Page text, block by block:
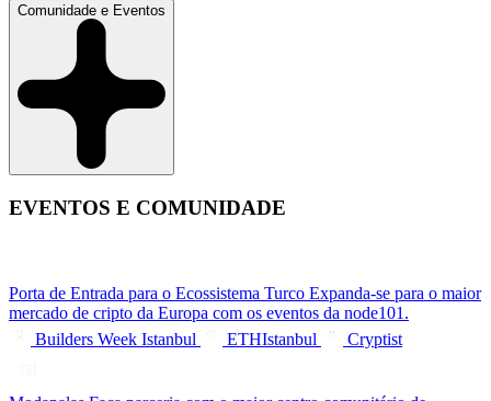
Comunidade e Eventos
EVENTOS E COMUNIDADE
Porta de Entrada para o Ecossistema Turco Expanda-se para o maior
mercado de cripto da Europa com os eventos da node101.
Builders Week Istanbul
ETHIstanbul Cryptist